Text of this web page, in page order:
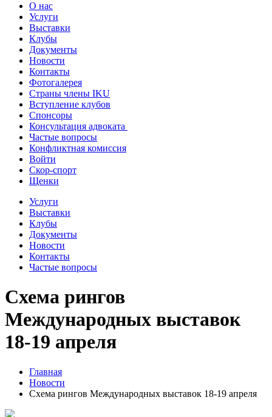
О нас
Услуги
Выставки
Клубы
Документы
Новости
Контакты
Фотогалерея
Страны члены IKU
Вступление клубов​
Спонсоры
Консультация адвоката ​
Частые вопросы
Конфликтная комиссия
Войти
Скор-спорт
Щенки
Услуги
Выставки
Клубы
Документы
Новости
Контакты
Частые вопросы
Схема рингов
Международных выставок
18-19 апреля
Главная
Новости
Схема рингов Международных выставок 18-19 апреля